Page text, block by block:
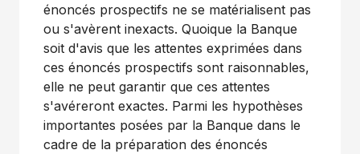
énoncés prospectifs ne se matérialisent pas
ou s'avèrent inexacts. Quoique la Banque
soit d'avis que les attentes exprimées dans
ces énoncés prospectifs sont raisonnables,
elle ne peut garantir que ces attentes
s'avéreront exactes. Parmi les hypothèses
importantes posées par la Banque dans le
cadre de la préparation des énoncés